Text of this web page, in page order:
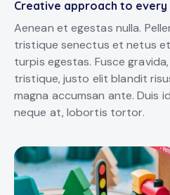
Creative approach to
Aenean et egestas nulla.
tristique senectus et netus
turpis egestas. Fusce
tristique, justo elit blandit
magna accumsan ante. Duis
neque at, lobortis tortor.